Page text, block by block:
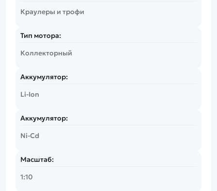
Краулеры и трофи
Тип мотора:
Коллекторный
Аккумулятор:
Li-Ion
Аккумулятор:
Ni-Cd
Масштаб:
1:10